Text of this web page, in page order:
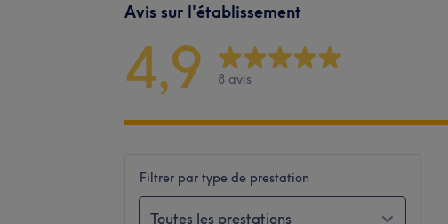
Avis sur l'établissement
4,9 8 avis
Filtrer par type de prestation
Toutes les prestations